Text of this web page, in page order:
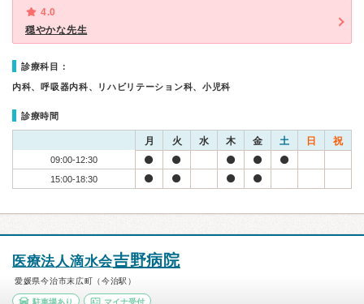
4.0
穏やかな先生
診療科目：
内科、呼吸器内科、リハビリテーション科、小児科
診療時間
月 火 水 木 金 土 日 祝
09:00-12:30
15:00-18:30
医療法人滴水会吉野病院
愛媛県今治市末広町（今治駅）
駐車場あり マイナ受付